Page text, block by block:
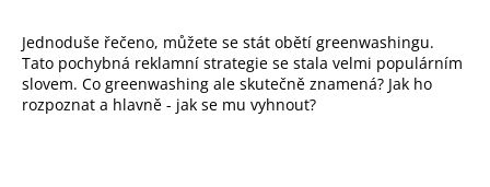
Jednoduše řečeno, můžete se stát obětí greenwashingu.
Tato pochybná reklamní strategie se stala velmi populárním
slovem. Co greenwashing ale skutečně znamená? Jak ho
rozpoznat a hlavně - jak se mu vyhnout?